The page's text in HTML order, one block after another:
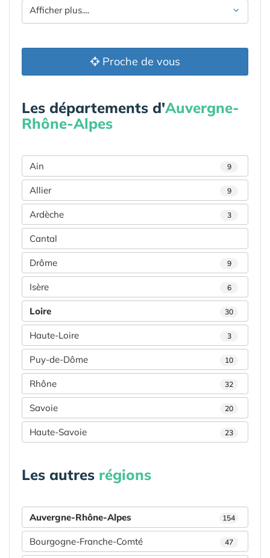
Afficher plus....
Proche de vous
Les départements d'Auvergne-
Rhône-Alpes
Ain 9
Allier 9
Ardèche 3
Cantal
Drôme 9
Isère 6
Loire 30
Haute-Loire 3
Puy-de-Dôme 10
Rhône 32
Savoie 20
Haute-Savoie 23
Les autres régions
Auvergne-Rhône-Alpes 154
Bourgogne-Franche-Comté 47